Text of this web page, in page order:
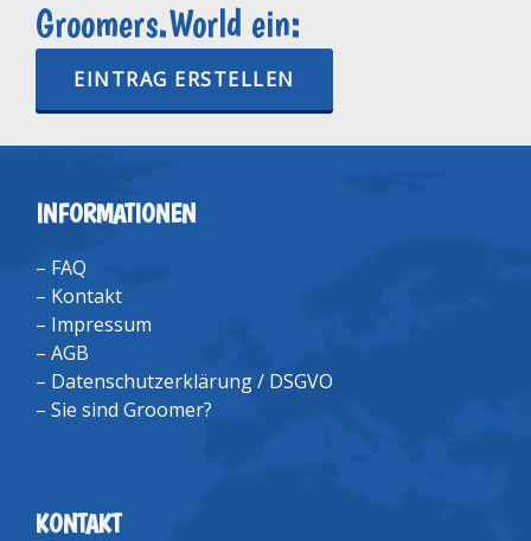
Groomers.World ein:
EINTRAG ERSTELLEN
INFORMATIONEN
– FAQ
– Kontakt
– Impressum
– AGB
– Datenschutzerklärung / DSGVO
– Sie sind Groomer?
KONTAKT